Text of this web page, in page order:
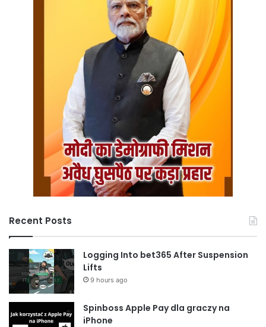
Recent Posts
Logging Into bet365 After Suspension
Lifts
9 hours ago
Spinboss Apple Pay dla graczy na
iPhone